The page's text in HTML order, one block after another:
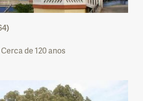
Natural das Pegadas de
Natural dos Lagosteiros
Cerca de 120 anos